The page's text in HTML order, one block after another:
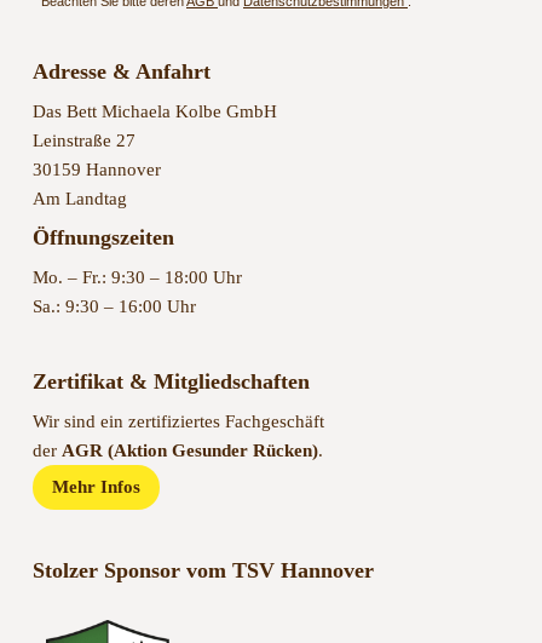
Öffnungszeiten
AGR (Aktion Gesunder Rücken)
Mehr Infos